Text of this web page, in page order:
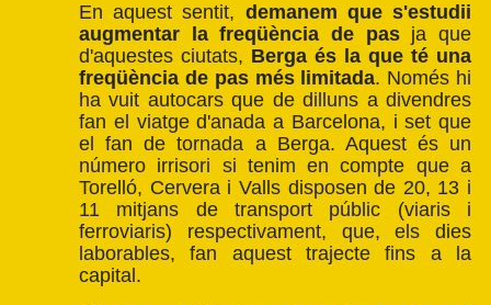
En aquest sentit, demanem que s'estudii
augmentar la freqüència de pasja que
d'aquestes ciutats, Berga és la que té una
freqüència de pas més limitada. Només hi
ha vuit autocars que de dilluns a divendres
fan el viatge d'anada a Barcelona, i set que
el fan de tornada a Berga. Aquest és un
número irrisori si tenim en compte que a
Torelló, Cervera i Valls disposen de 20, 13 i
11 mitjans de transport públic (viaris i
ferroviaris) respectivament, que, els dies
laborables, fan aquest trajecte fins a la
capital.